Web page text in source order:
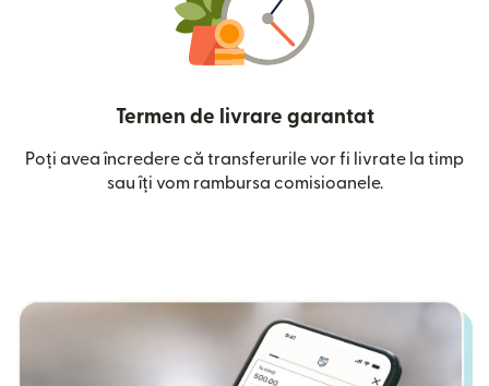
Termen de livrare garantat
Poți avea încredere că transferurile vor fi livrate la timp
sau îți vom rambursa comisioanele.